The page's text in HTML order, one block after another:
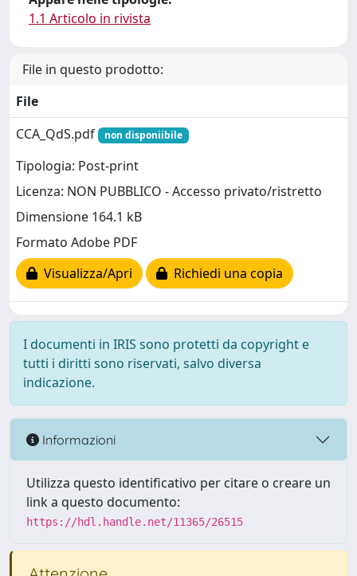
1.1 Articolo in rivista
File in questo prodotto:
File
CCA_QdS.pdf
non disponiibile
Tipologia: Post-print
Licenza: NON PUBBLICO - Accesso privato/ristretto
Dimensione 164.1 kB
Formato Adobe PDF
Visualizza/Apri
Richiedi una copia
I documenti in IRIS sono protetti da copyright e
tutti i diritti sono riservati, salvo diversa
indicazione.
Informazioni
Utilizza questo identificativo per citare o creare un
link a questo documento:
https://hdl.handle.net/11365/26515